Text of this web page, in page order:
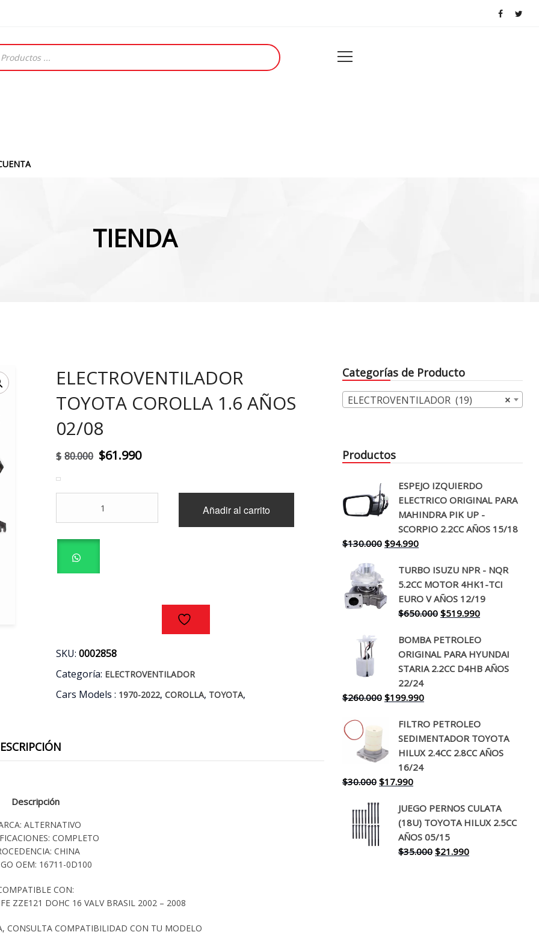
TIENDA
ELECTROVENTILADOR
TOYOTA COROLLA 1.6 AÑOS
02/08
$ 80.000 El
original
era:
$61.990El
actual
$61.990.
COROLLA
1.6
02/08
cantidad
Añadir al carrito
SKU:0002858
Categoría: ELECTROVENTILADOR
Cars Models : 1970-2022,COROLLA, TOYOTA,
Descripción
ALTERNATIVO
COMPLETO
CHINA
OEM: 16711-0D100
CON:
ZZE121 DOHC 16 VALV BRASIL 2002 – 2008
CONSULTA COMPATIBILIDAD CON TU MODELO
Categorías de Producto
×
ELECTROVENTILADOR (19)
Productos
ESPEJO IZQUIERDO
ELECTRICO ORIGINAL PARA
MAHINDRA PIK UP -
SCORPIO 2.2CC AÑOS 15/18
$130.000 El
original
era:
$130.000.
$94.990El
actual
es:
$94.990.
TURBO ISUZU NPR - NQR
5.2CC MOTOR 4HK1-TCI
EURO V AÑOS 12/19
$650.000 El
original
era:
$650.000.
$519.990El
actual
es:
$519.990.
BOMBA PETROLEO
ORIGINAL PARA HYUNDAI
STARIA 2.2CC D4HB AÑOS
22/24
$260.000 El
original
era:
$260.000.
$199.990El
actual
es:
$199.990.
FILTRO PETROLEO
SEDIMENTADOR TOYOTA
HILUX 2.4CC 2.8CC AÑOS
16/24
$30.000 El
original
era:
$30.000.
$17.990El
actual
es:
$17.990.
JUEGO PERNOS CULATA
(18U) TOYOTA HILUX 2.5CC
AÑOS 05/15
$35.000 El
$21.990El